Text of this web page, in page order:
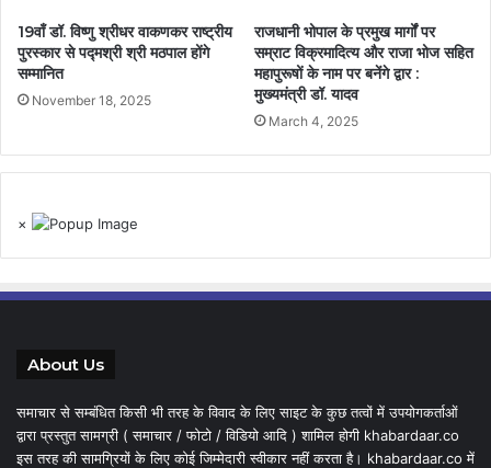
19वाँ डॉ. विष्णु श्रीधर वाकणकर राष्ट्रीय
पुरस्कार से पद्मश्री श्री मठपाल होंगे
सम्मानित
November 18, 2025
राजधानी भोपाल के प्रमुख मार्गों पर
सम्राट विक्रमादित्य और राजा भोज सहित
महापुरूषों के नाम पर बनेंगे द्वार :
मुख्यमंत्री डॉ. यादव
March 4, 2025
×
About Us
समाचार से सम्बंधित किसी भी तरह के विवाद के लिए साइट के कुछ तत्वों में उपयोगकर्ताओं
द्वारा प्रस्तुत सामग्री ( समाचार / फोटो / विडियो आदि ) शामिल होगी khabardaar.co
इस तरह की सामग्रियों के लिए कोई जिम्मेदारी स्वीकार नहीं करता है। khabardaar.co में